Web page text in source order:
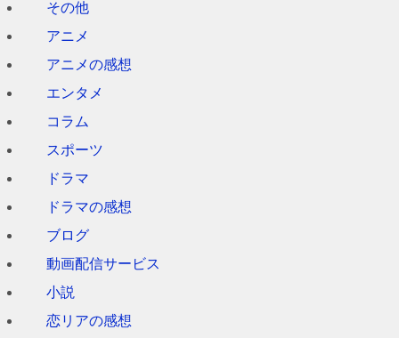
その他
アニメ
アニメの感想
エンタメ
コラム
スポーツ
ドラマ
ドラマの感想
ブログ
動画配信サービス
小説
恋リアの感想